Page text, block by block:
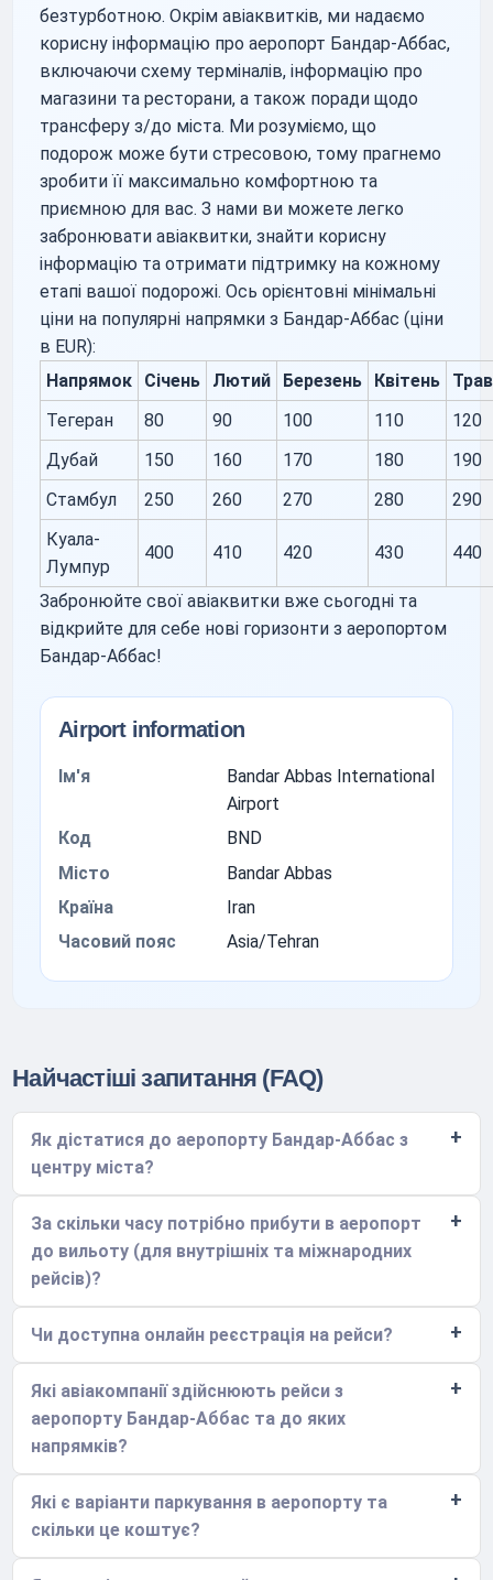
безтурботною. Окрім авіаквитків, ми надаємо
корисну інформацію про аеропорт Бандар-Аббас,
включаючи схему терміналів, інформацію про
магазини та ресторани, а також поради щодо
трансферу з/до міста. Ми розуміємо, що
подорож може бути стресовою, тому прагнемо
зробити її максимально комфортною та
приємною для вас. З нами ви можете легко
забронювати авіаквитки, знайти корисну
інформацію та отримати підтримку на кожному
етапі вашої подорожі. Ось орієнтовні мінімальні
ціни на популярні напрямки з Бандар-Аббас (ціни
в EUR):
Напрямок
Січень Лютий Березень Квітень
Тегеран
80 90 100 110
120
Дубай
150 160 170 180
190
Стамбул
250 260 270 280
290
Куала-
Лумпур
400 410 420 430 440
Забронюйте свої авіаквитки вже сьогодні та
відкрийте для себе нові горизонти з аеропортом
Бандар-Аббас!
Airport information
Ім'я
Bandar Abbas International
Airport
Код
BND
Місто
Bandar Abbas
Країна
Iran
Часовий пояс
Asia/Tehran
Найчастіші запитання (FAQ)
Як дістатися до аеропорту Бандар-Аббас з
центру міста?
За скільки часу потрібно прибути в аеропорт
до вильоту (для внутрішніх та міжнародних
рейсів)?
Чи доступна онлайн реєстрація на рейси?
Які авіакомпанії здійснюють рейси з
аеропорту Бандар-Аббас та до яких
напрямків?
Які є варіанти паркування в аеропорту та
скільки це коштує?